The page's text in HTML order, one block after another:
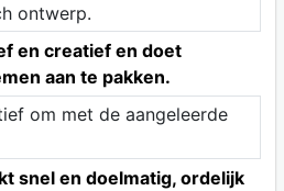
ontwerp.
en creatief en doet
aan te pakken.
om met de aangeleerde
snel en doelmatig, ordelijk